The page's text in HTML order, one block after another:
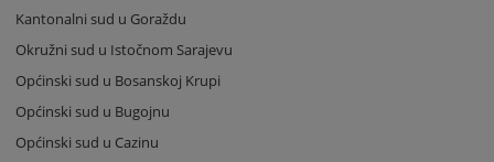
Kantonalni sud u Goraždu
Okružni sud u Istočnom Sarajevu
Općinski sud u Bosanskoj Krupi
Općinski sud u Bugojnu
Općinski sud u Cazinu